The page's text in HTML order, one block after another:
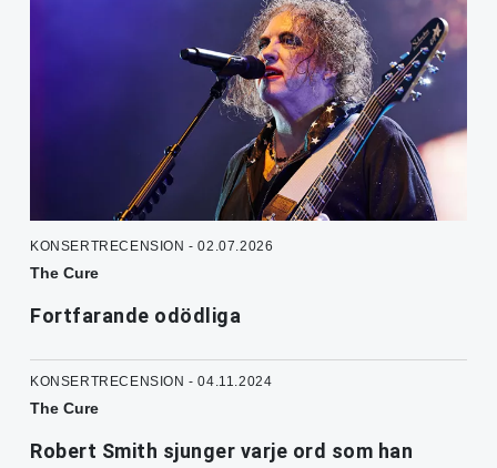
KONSERTRECENSION - 02.07.2026
The Cure
Fortfarande odödliga
KONSERTRECENSION - 04.11.2024
The Cure
Robert Smith sjunger varje ord som han